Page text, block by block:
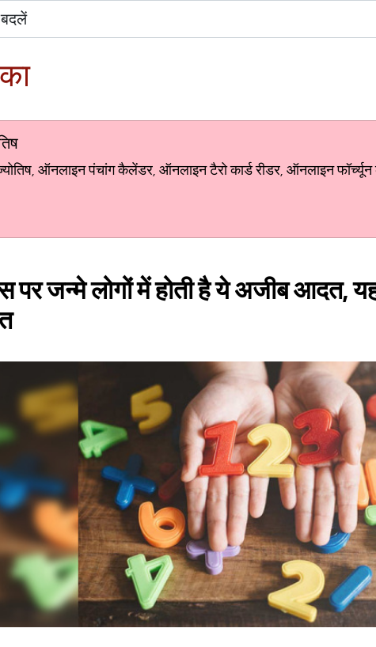
ऑनलाइन पंचांग कैलेंडर, ऑनलाइन टैरो कार्ड रीडर, ऑनलाइन
पर जन्मे लोगों में होती है ये अजीब आदत,